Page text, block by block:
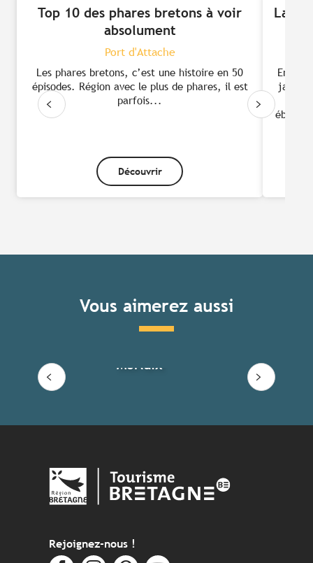
Top 10 des phares bretons à voir
absolument
Port d'Attache
Les phares bretons, c’est une histoire en 50
épisodes. Région avec le plus de phares, il est
parfois...
Découvrir
La
Entre
Vous aimerez aussi
Morlaix
Rejoignez-nous !